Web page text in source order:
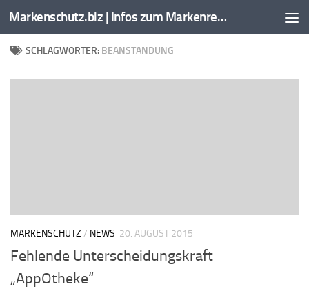
Zum Inhalt springen Markenschutz.biz | Infos zum Markenrecht, Kennzeichenrecht
SCHLAGWÖRTER: BEANSTANDUNG
MARKENSCHUTZ / NEWS 20. AUGUST 2015
Fehlende Unterscheidungskraft
„AppOtheke“